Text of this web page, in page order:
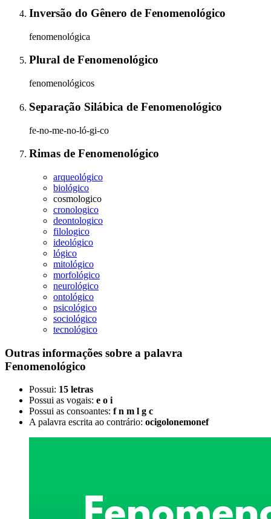
Inversão do Gênero de Fenomenológico
fenomenológica
Plural de Fenomenológico
fenomenológicos
Separação Silábica de Fenomenológico
fe-no-me-no-ló-gi-co
Rimas de Fenomenológico
arqueológico
biológico
cosmologico
cronologico
deontologico
filologico
ideológico
lógico
mitológico
morfológico
neurológico
ontológico
psicológico
sociológico
tecnológico
Outras informações sobre a palavra
Fenomenológico
Possui: 15 letras
Possui as vogais: e o i
Possui as consoantes: f n m l g c
A palavra escrita ao contrário: ocigolonemonef